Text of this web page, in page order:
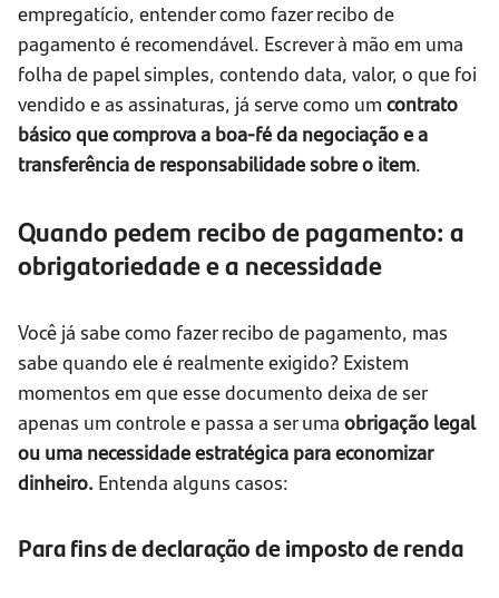
empregatício, entender como fazer recibo de
pagamento é recomendável. Escrever à mão em uma
folha de papel simples, contendo data, valor, o que foi
vendido e as assinaturas, já serve como um contrato
básico que comprova a boa-fé da negociação e a
transferência de responsabilidade sobre o item.
Quando pedem recibo de pagamento: a
obrigatoriedade e a necessidade
Você já sabe como fazer recibo de pagamento, mas
sabe quando ele é realmente exigido? Existem
momentos em que esse documento deixa de ser
apenas um controle e passa a ser uma obrigação legal
ou uma necessidade estratégica para economizar
dinheiro. Entenda alguns casos:
Para fins de declaração de imposto de renda